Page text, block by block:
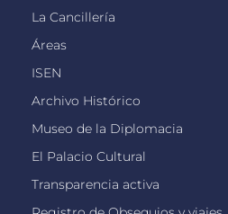
La Cancillería
Áreas
ISEN
Archivo Histórico
Museo de la Diplomacia
El Palacio Cultural
Transparencia activa